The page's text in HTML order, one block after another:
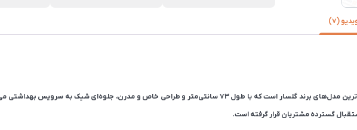
(7)
گسترده مشتریان قرار گرفته است.